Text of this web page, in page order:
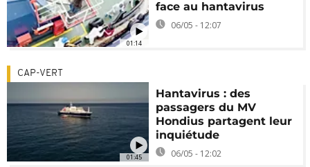
01:14
face au hantavirus
06/05 - 12:07
01:45
CAP-VERT
Hantavirus : des
passagers du MV
Hondius partagent leur
inquiétude
06/05 - 12:02